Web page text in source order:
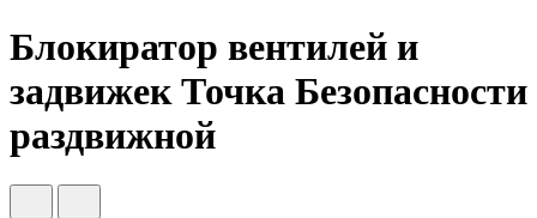
Блокиратор вентилей и
задвижек Точка Безопасности
раздвижной